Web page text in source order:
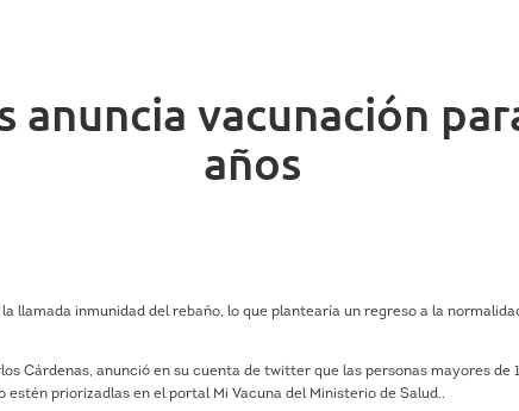
anuncia vacunación
años
llamada inmunidad del rebaño, lo que plantearía un regreso a la
Cárdenas, anunció en su cuenta de twitter que las personas mayores de
priorizadlas en el portal Mi Vacuna del Ministerio de Salud..